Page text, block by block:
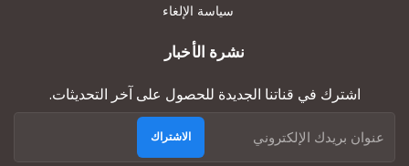
سياسة الإلغاء
نشرة الأخبار
اشترك في قناتنا الجديدة للحصول على آخر التحديثات.
الاشتراك